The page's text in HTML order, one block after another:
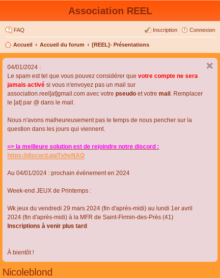
Association REEL
FAQ Connexion
Inscription
Accueil Accueil du forum [REEL]- Présentations
04/01/2024 :
Le spam est tel que vous pouvez considérer que votre compte ne sera
jamais activé si vous n'envoyez pas un mail sur
association.reel[at]gmail.com avec votre pseudo et votre mail . Remplacer
le [at] par @ dans le mail.
Nous n'avons malheureusement pas le temps de nous pencher sur la
question dans les jours qui viennent.
=> la meilleure solution est de rejoindre notre discord :
https://discord.gg/TvhyNAQ
Au 04/01/2024 : prochain évènement en 2024
Week-end JEUX de Printemps :
Wk jeux du vendredi 29 mars 2024 (fin d'après-midi) au lundi 1er avril
2024 (fin d'après-midi) à la MFR de Saint-Firmin-des-Près (41)
Inscriptions à venir plus tard
À bientôt !
Nicoleblond